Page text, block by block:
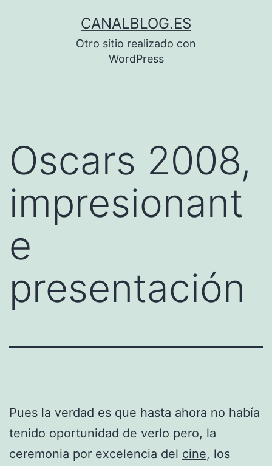
CANALBLOG.ES
Otro sitio realizado con
WordPress
Oscars 2008,
impresionant
e
presentación
Pues la verdad es que hasta ahora no había
tenido oportunidad de verlo pero, la
ceremonia por excelencia del cine, los